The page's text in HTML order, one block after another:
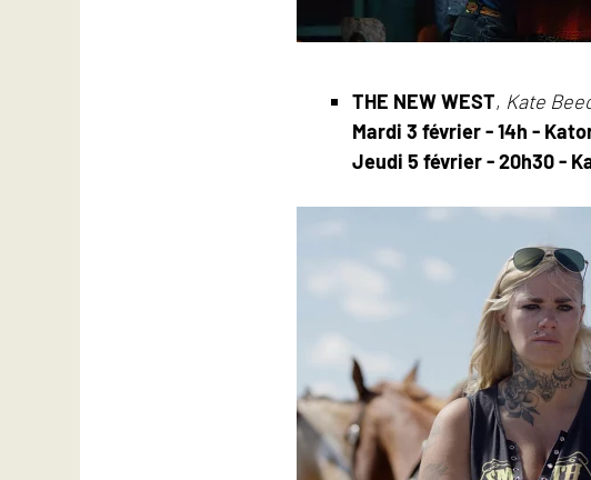
THE NEW WEST, Kate
Mardi 3 février - 14h -
Jeudi 5 février - 20h30 -